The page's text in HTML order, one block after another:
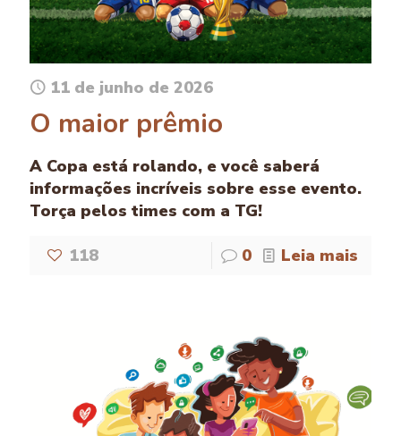
11 de junho de 2026
O maior prêmio
A Copa está rolando, e você saberá
informações incríveis sobre esse evento.
Torça pelos times com a TG!
118 0 Leia mais